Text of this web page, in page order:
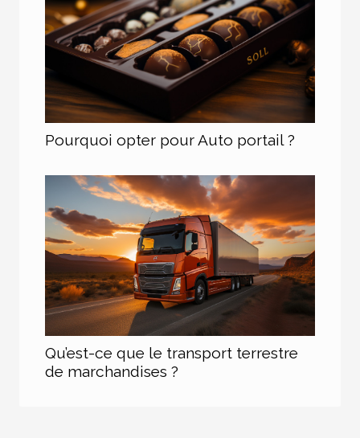
Pourquoi opter pour Auto portail ?
Qu’est-ce que le transport terrestre
de marchandises ?